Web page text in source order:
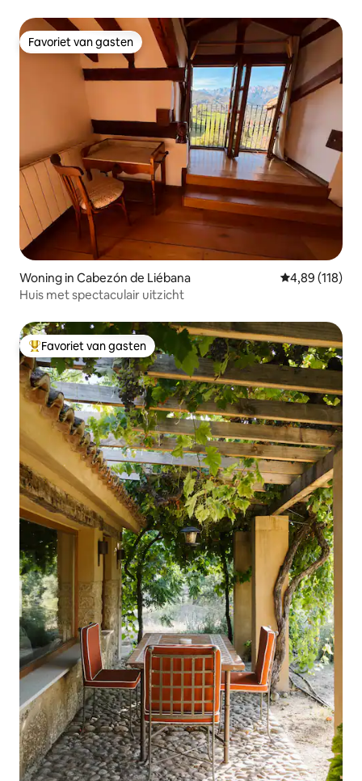
Favoriet van gasten
Favoriet van gasten
Woning in Cabezón de Liébana Gemiddelde
4,89 (118)
Huis met spectaculair uitzicht
Topfavoriet van gasten
Favoriet van gasten